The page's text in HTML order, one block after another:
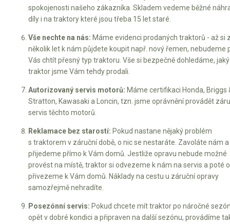
spokojenosti našeho zákazníka. Skladem vedeme běžné
díly i na traktory které jsou třeba 15 let staré.
Vše nechte na nás: Máme evidenci prodaných traktorů - až si
několik let k nám půjdete koupit např. nový řemen, nebudeme
Vás chtít přesný typ traktoru. Vše si bezpečně dohledáme, jaký
traktor jsme Vám tehdy prodali.
Autorizovaný servis motorů: Máme certifikaci Honda, Briggs
Stratton, Kawasaki a Loncin, tzn. jsme oprávnění provádět
servis těchto motorů.
Reklamace bez starostí: Pokud nastane nějaký problém
s traktorem v záruční době, o nic se nestaráte. Zavoláte nám a
přijedeme přímo k Vám domů. Jestliže opravu nebude možné
provést na místě, traktor si odvezeme k nám na servis a poté
přivezeme k Vám domů. Náklady na cestu u záruční opravy
samozřejmě nehradíte.
Posezónní servis: Pokud chcete mít traktor po náročné
opět v dobré kondici a připraven na další sezónu, provádíme